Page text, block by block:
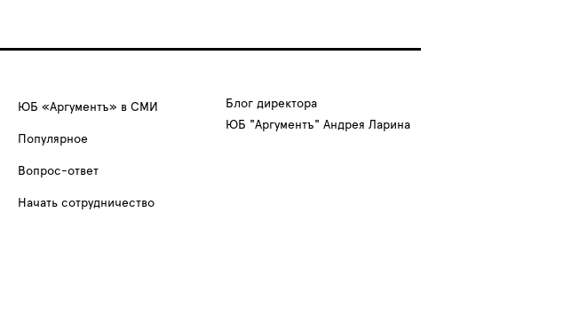
ЮБ «Аргументъ» в СМИ
Популярное
Вопрос-ответ
Начать сотрудничество
Блог директора
ЮБ "Аргументъ" Андрея Ларина